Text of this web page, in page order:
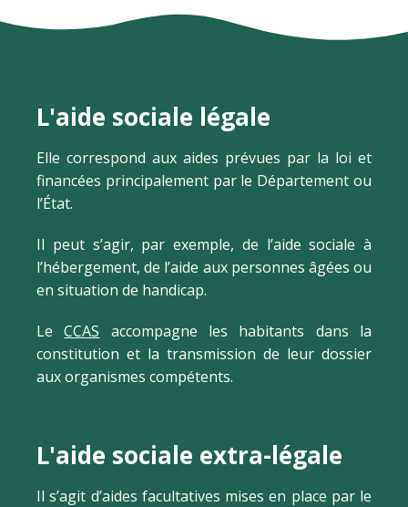
L'aide sociale légale
Elle correspond aux aides prévues par la loi et
financées principalement par le Département ou
l’État.
Il peut s’agir, par exemple, de l’aide sociale à
l’hébergement, de l’aide aux personnes âgées ou
en situation de handicap.
LeCCAS accompagne les habitants dans la
constitution et la transmission de leur dossier
aux organismes compétents.
L'aide sociale extra-légale
Il s’agit d’aides facultatives mises en place par le